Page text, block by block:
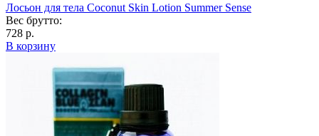
Лосьон для тела Coconut Skin Lotion Summer Sense
Вес брутто:
728 р.
В корзину